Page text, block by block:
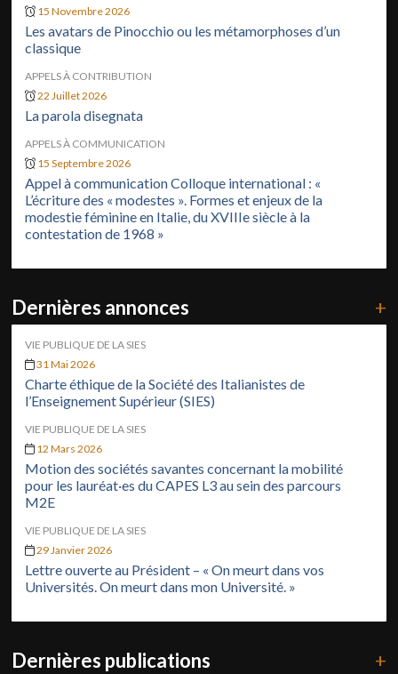
15 Novembre 2026
Les avatars de Pinocchio ou les métamorphoses d’un
classique
APPELS À CONTRIBUTION
22 Juillet 2026
La parola disegnata
APPELS À COMMUNICATION
15 Septembre 2026
Appel à communication Colloque international : «
L’écriture des « modestes ». Formes et enjeux de la
modestie féminine en Italie, du XVIIIe siècle à la
contestation de 1968 »
Dernières annonces +
VIE PUBLIQUE DE LA SIES
31 Mai 2026
Charte éthique de la Société des Italianistes de
l’Enseignement Supérieur (SIES)
VIE PUBLIQUE DE LA SIES
12 Mars 2026
Motion des sociétés savantes concernant la mobilité
pour les lauréat·es du CAPES L3 au sein des parcours
M2E
VIE PUBLIQUE DE LA SIES
29 Janvier 2026
Lettre ouverte au Président – « On meurt dans vos
Universités. On meurt dans mon Université. »
Dernières publications +